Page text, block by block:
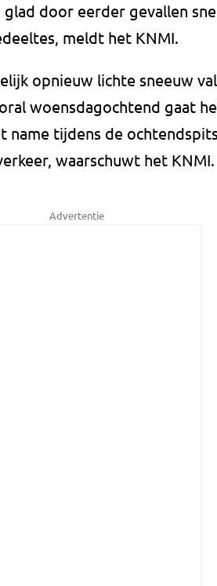
door eerder gevallen
meldt het KNMI.
opnieuw lichte sneeuw
woensdagochtend gaat
name tijdens de
waarschuwt het KNMI.
Advertentie